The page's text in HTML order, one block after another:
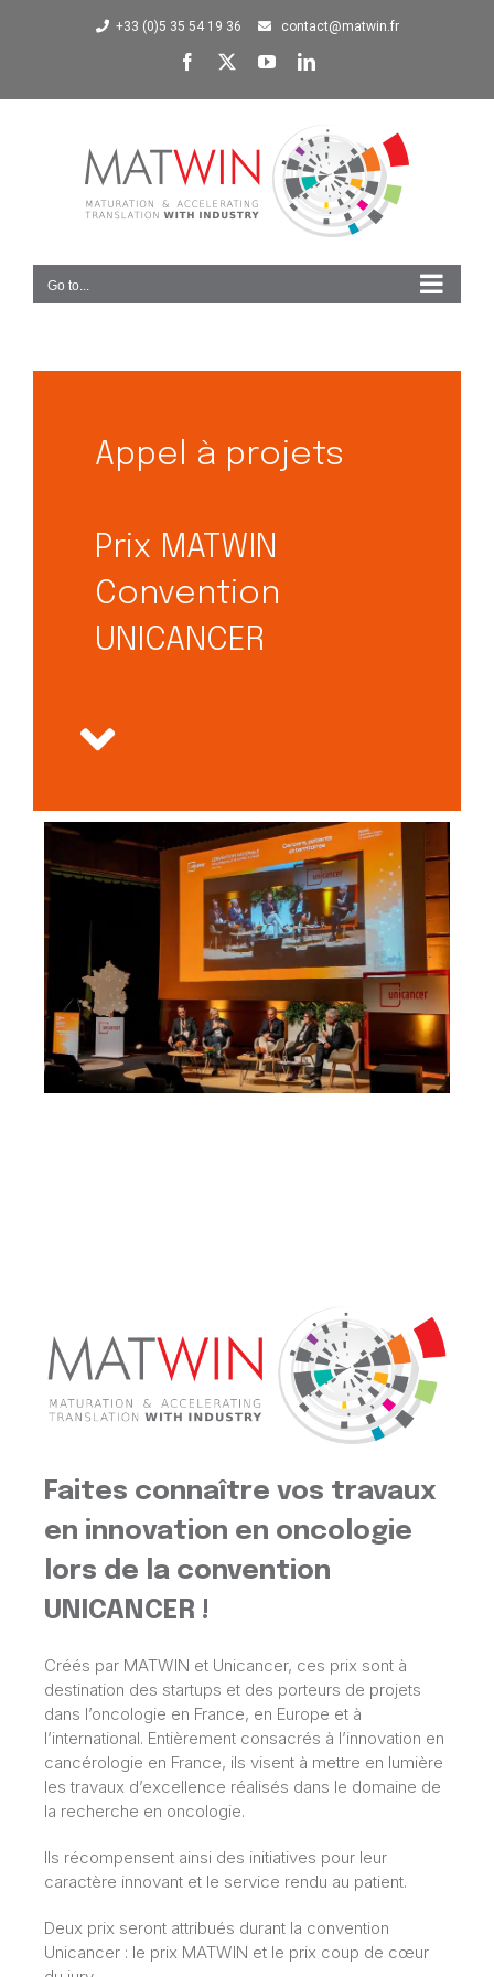
+33 (0)5 35 54 19 36 contact@matwin.fr
Go to...
Appel à projets
Prix MATWIN
Convention
UNICANCER
Faites connaître vos travaux
en innovation en oncologie
lors de la convention
UNICANCER !
Créés par MATWIN et Unicancer, ces prix sont à
destination des startups et des porteurs de projets
dans l’oncologie en France, en Europe et à
l’international. Entièrement consacrés à l’innovation en
cancérologie en France, ils visent à mettre en lumière
les travaux d’excellence réalisés dans le domaine de
la recherche en oncologie.
Ils récompensent ainsi des initiatives pour leur
caractère innovant et le service rendu au patient.
Deux prix seront attribués durant la convention
Unicancer : le prix MATWIN et le prix coup de cœur